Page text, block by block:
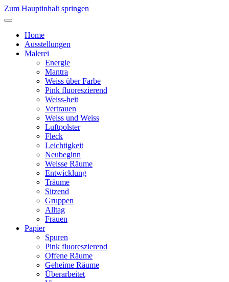
Zum Hauptinhalt springen
Home
Ausstellungen
Malerei
Energie
Mantra
Weiss über Farbe
Pink fluoreszierend
Weiss-heit
Vertrauen
Weiss und Weiss
Luftpolster
Fleck
Leichtigkeit
Neubeginn
Weisse Räume
Entwicklung
Träume
Sitzend
Gruppen
Alltag
Frauen
Papier
Spuren
Pink fluoreszierend
Offene Räume
Geheime Räume
Überarbeitet